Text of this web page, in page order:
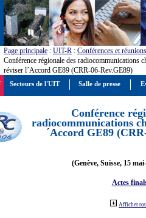
Page principale : UIT-R : Conférences et réunions
Conférence régionale des radiocommunications
réviser l´Accord GE89 (CRR-06-Rev.GE89)
Conférence
radiocommunications
´Accord GE89
(Genève, Suisse, 15
Actes
Afficher
Secteurs de l'UIT Salle de presse